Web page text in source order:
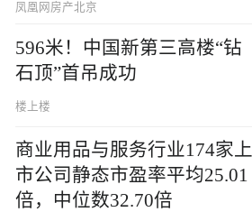
凤凰网房产北京
596米！中国新第三高楼“钻
石顶”首吊成功
楼上楼
商业用品与服务行业174家上
市公司静态市盈率平均25.01
倍，中位数32.70倍